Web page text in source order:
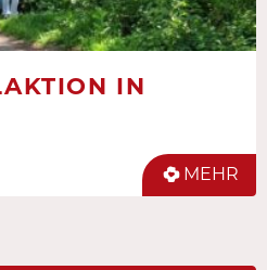
IN
MEHR